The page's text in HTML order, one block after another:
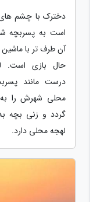
دخترک با چشم
است به پسربچه
آن طرف تر با
حال بازی است.
درست مانند
محلی شهرش را به
گردد و زنی بچه
لهجه محلی دارد.